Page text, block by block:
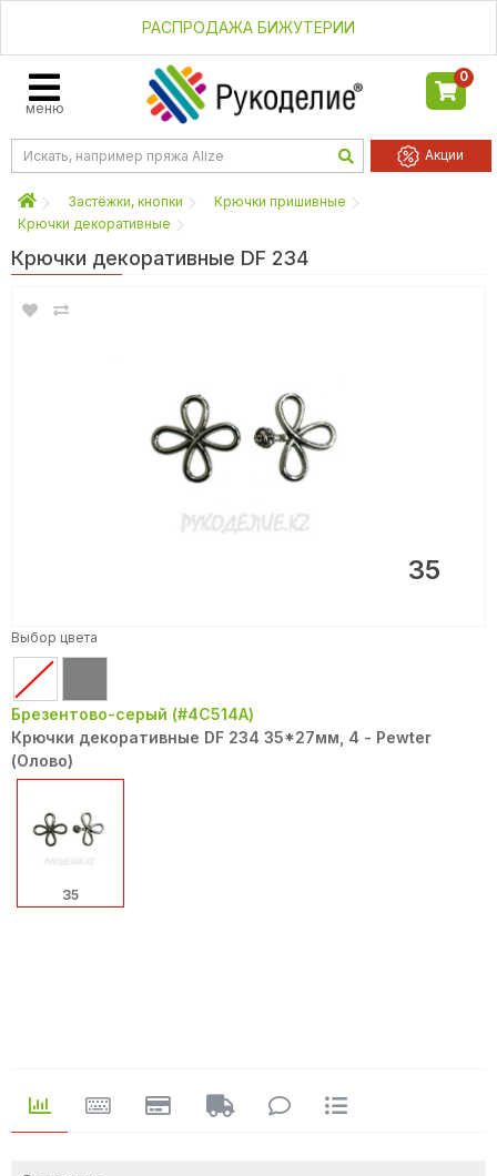
РАСПРОДАЖА БИЖУТЕРИИ
меню
0
Акции
Застёжки, кнопки
Крючки пришивные
Крючки декоративные
Крючки декоративные DF 234
35
Выбор цвета
Брезентово-серый (#4C514A)
Крючки декоративные DF 234 35*27мм, 4 - Pewter
(Олово)
35